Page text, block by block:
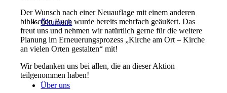
Ökumene
Über uns
Der Wunsch nach einer Neuauflage mit einem anderen
biblischen Buch wurde bereits mehrfach geäußert. Das
freut uns und nehmen wir natürtlich gerne für die weitere
Planung im Erneuerungsprozess „Kirche am Ort – Kirche
an vielen Orten gestalten“ mit!
Wir bedanken uns bei allen, die an dieser Aktion
teilgenommen haben!